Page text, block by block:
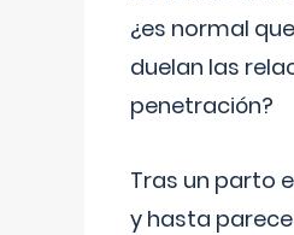
¿es normal
duelan las
penetración?
Tras un parto
y hasta parece